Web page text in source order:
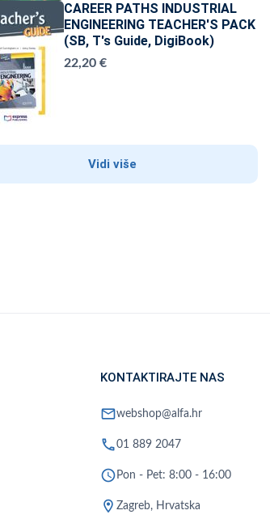
CAREER PATHS INDUSTRIAL
ENGINEERING TEACHER'S PACK
(SB, T's Guide, DigiBook)
22,20 €
Vidi više
KONTAKTIRAJTE NAS
mailwebshop@alfa.hr
phone01 889 2047
schedule Pon - Pet: 8:00 - 16:00
location_on Zagreb, Hrvatska